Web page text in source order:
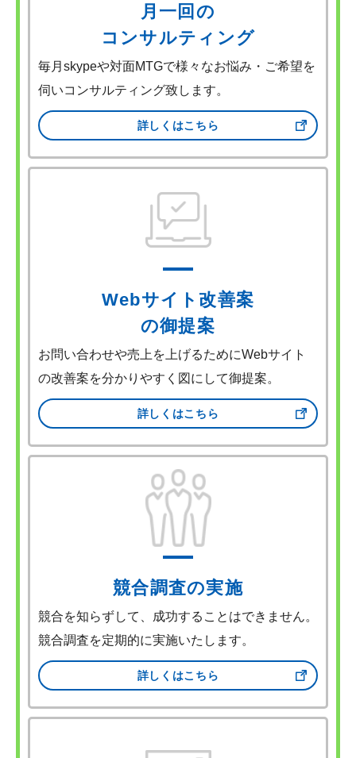
月一回の
コンサルティング
毎月skypeや対面MTGで様々なお悩み・ご希望を
伺いコンサルティング致します。
詳しくはこちら
Webサイト改善案
の御提案
お問い合わせや売上を上げるためにWebサイト
の改善案を分かりやすく図にして御提案。
詳しくはこちら
競合調査の実施
競合を知らずして、成功することはできません。
競合調査を定期的に実施いたします。
詳しくはこちら